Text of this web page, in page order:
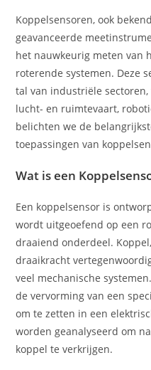
Koppelsensoren, ook
geavanceerde
het nauwkeurig meten van
roterende systemen. Deze
tal van industriële
lucht- en ruimtevaart,
belichten we de
toepassingen van
Wat is een
Een koppelsensor is
wordt uitgeoefend op een
draaiend onderdeel.
draaikracht
veel mechanische
de vervorming van een
om te zetten in een
worden geanalyseerd om
koppel te verkrijgen.